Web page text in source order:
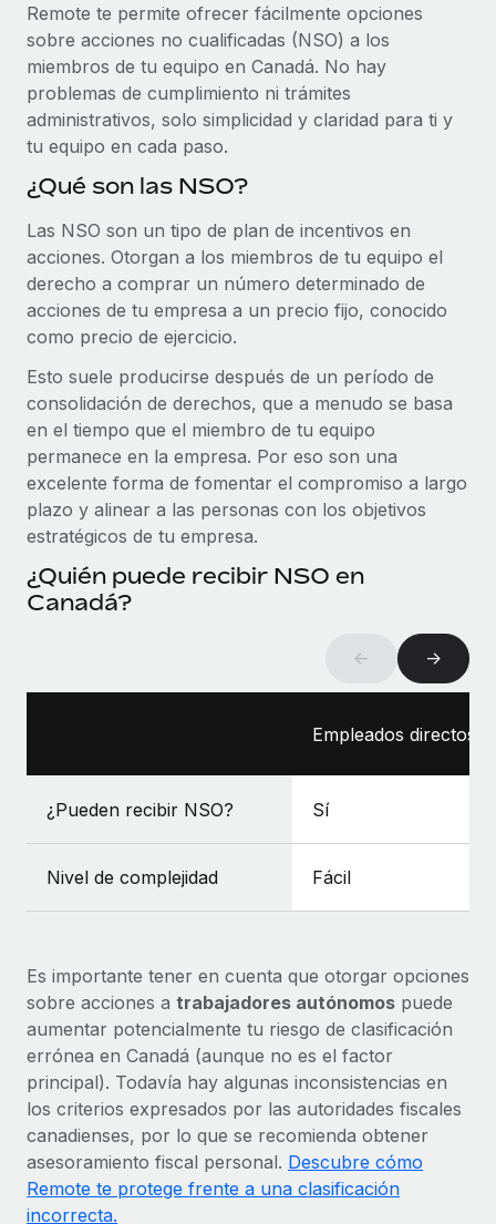
Comprobaciones de antecedentes
Simplifica los procesos de cribado de candidatos.
Cumplimiento normativo
Adelántate a los riesgos de cumplimiento
normativo.
Gestión de dispositivos
Proporciona dispositivos tecnológicos y contrólalos
en todo el mundo.
Apertura de entidades
Abre entidades conforme a la legalidad enseguida.
Movilidad y reubicación
Reubica a los empleados con facilidad.
Prestaciones
Gestiona las prestaciones de los empleados sin
complicaciones.
Colaboración estratégica de Reverse Tech con
Remote para gestionar a autónomos y las
nóminas
Reverse Tech en resumen La startup de salud y bienestar
Reverse Tech se asoció con Remote para...
Cómo el personal de Weaviate, empresa
pionera en IA, ha crecido un 120 % con Remote
Weaviate en resumen Weaviate crea infraestructuras de
código abierto basadas en la inteligencia...
Más información
BLOG
Nómina global
EOR y PEO
Contractor Management
Impuestos
Explora el blog
BLOG
Integraciones con Gusto y Xero y Contractor
Management Plus
La misión de Remote sigue siendo ayudar a empresas de
todos los tamaños a contratar, gestionar y...
Más información
Pento se convierte en un empleador equitativo
con Remote
Gestionar las nóminas internamente es complicado. Tardas
Remote te permite ofrecer fácilmente opciones
sobre acciones no cualificadas (NSO) a los
miembros de tu equipo en Canadá. No hay
problemas de cumplimiento ni trámites
administrativos, solo simplicidad y claridad para ti y
tu equipo en cada paso.
¿Qué son las NSO?
Las NSO son un tipo de plan de incentivos en
acciones. Otorgan a los miembros de tu equipo el
derecho a comprar un número determinado de
acciones de tu empresa a un precio fijo, conocido
como precio de ejercicio.
Esto suele producirse después de un período de
consolidación de derechos, que a menudo se basa
en el tiempo que el miembro de tu equipo
permanece en la empresa. Por eso son una
excelente forma de fomentar el compromiso a largo
plazo y alinear a las personas con los objetivos
estratégicos de tu empresa.
¿Quién puede recibir NSO en
Canadá?
← →
Empleados directos
¿Pueden recibir NSO? Sí
Nivel de complejidad Fácil
Es importante tener en cuenta que otorgar opciones
sobre acciones a trabajadores autónomos puede
aumentar potencialmente tu riesgo de clasificación
errónea en Canadá (aunque no es el factor
principal). Todavía hay algunas inconsistencias en
los criterios expresados por las autoridades fiscales
canadienses, por lo que se recomienda obtener
asesoramiento fiscal personal. Descubre cómo
Remote te protege frente a una clasificación
incorrecta.